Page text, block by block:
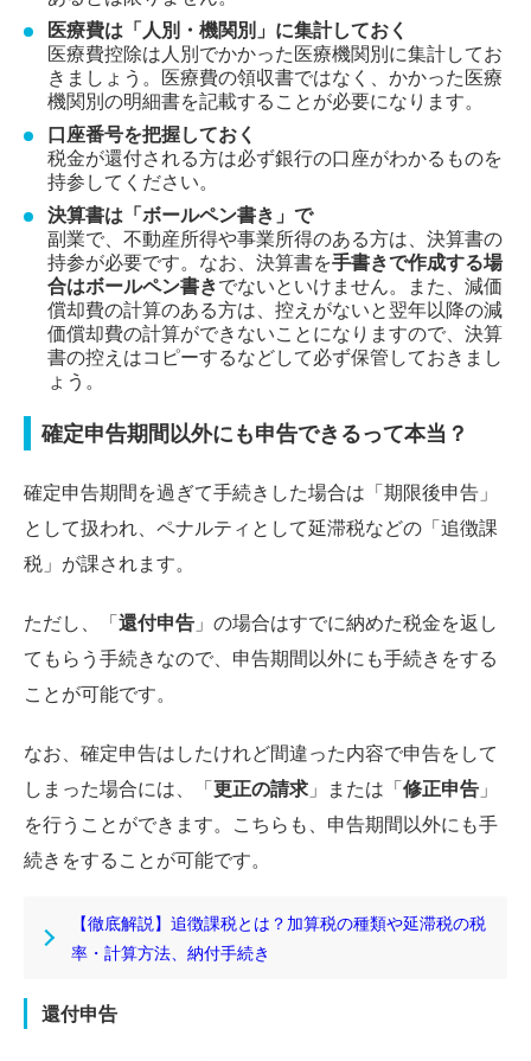
医療費は「人別・機関別」に集計しておく
医療費控除は人別でかかった医療機関別に集計してお
きましょう。医療費の領収書ではなく、かかった医療
機関別の明細書を記載することが必要になります。
口座番号を把握しておく
税金が還付される方は必ず銀行の口座がわかるものを
持参してください。
決算書は「ボールペン書き」で
副業で、不動産所得や事業所得のある方は、決算書の
持参が必要です。なお、決算書を手書きで作成する場
合はボールペン書きでないといけません。また、減価
償却費の計算のある方は、控えがないと翌年以降の減
価償却費の計算ができないことになりますので、決算
書の控えはコピーするなどして必ず保管しておきまし
ょう。
確定申告期間以外にも申告できるって本当？
確定申告期間を過ぎて手続きした場合は「期限後申告」
として扱われ、ペナルティとして延滞税などの「追徴課
税」が課されます。
ただし、「還付申告 」の場合はすでに納めた税金を返し
てもらう手続きなので、申告期間以外にも手続きをする
ことが可能です。
なお、確定申告はしたけれど間違った内容で申告をして
しまった場合には、「更正の請求 」または「修正申告 」
を行うことができます。こちらも、申告期間以外にも手
続きをすることが可能です。
【徹底解説】追徴課税とは？加算税の種類や延滞税の税
率・計算方法、納付手続き
還付申告